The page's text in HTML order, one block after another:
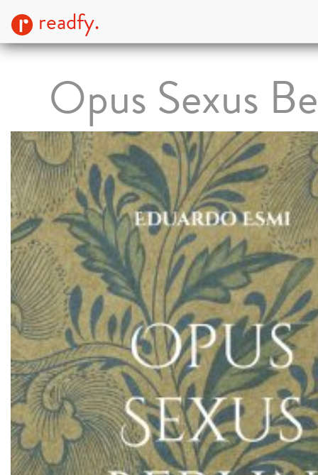
readfy.
Opus Sexus